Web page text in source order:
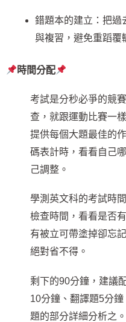
錯題本的建立：把過
與複習，避免重蹈覆
時間分配
考試是分秒必爭的競
查，就跟運動比賽一
提供每個大題最佳的
碼表計時，看看自己
己調整。
學測英文科的考試時
檢查時間，看看是否
有被立可帶塗掉卻忘
絕對省不得。
剩下的90分鐘，建議
10分鐘、翻譯題5分
題的部分詳細分析之。